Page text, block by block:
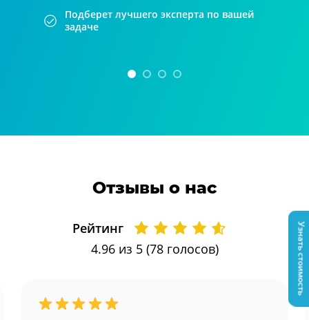
Подберет лучшего эксперта по вашей
задаче
Отзывы о нас
Рейтинг
4.96из 5 (78 голосов) Узнать стоимость